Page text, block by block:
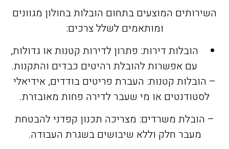
השירותים המוצעים בתחום הובלות בחולון מגוונים
ומותאמים לשלל צרכים:
הובלות דירות: פתרון לדירות קטנות או גדולות,
עם אפשרות להובלת רהיטים כבדים והתקנות.
– הובלות קטנות: העברת פריטים בודדים, אידיאלי
לסטודנטים או מי שעבר לדירה פחות מאובזרת.
– הובלת משרדים: מצריכה תכנון קפדני להבטחת
מעבר חלק וללא שיבושים בשגרת העבודה.